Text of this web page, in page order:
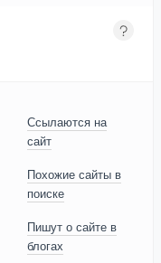
Ссылаются на
сайт
Похожие сайты в
поиске
Пишут о сайте в
блогах